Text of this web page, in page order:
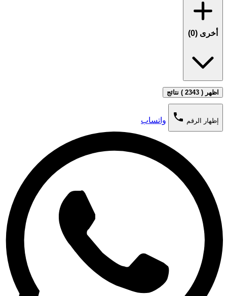
أخرى (0
)
اظهر ( 2343 ) نتائج
إظهار الرقم phone واتساب